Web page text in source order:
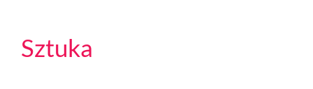
Sztuka